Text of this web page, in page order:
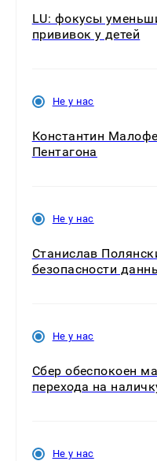
LU: фокусы
прививок у детей
Не у нас
Константин
Пентагона
Не у нас
Станислав
безопасности
Не у нас
Сбер обеспокоен
перехода на
Не у нас